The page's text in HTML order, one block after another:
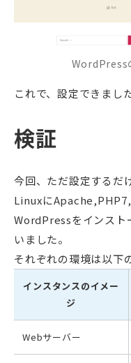
WordPress
これで、設定できまし
検証
今回、ただ設定するだ
Linuxに
WordPressをインスト
いました。
それぞれの環境は以下
インスタンスのイメー
ジ
Webサーバー